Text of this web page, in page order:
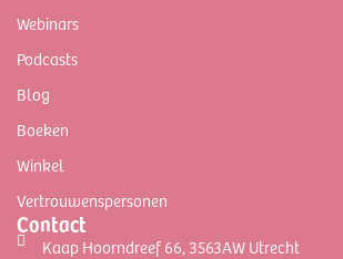
Webinars
Podcasts
Blog
Boeken
Winkel
Vertrouwenspersonen
Contact
Kaap Hoorndreef 66, 3563AW Utrecht